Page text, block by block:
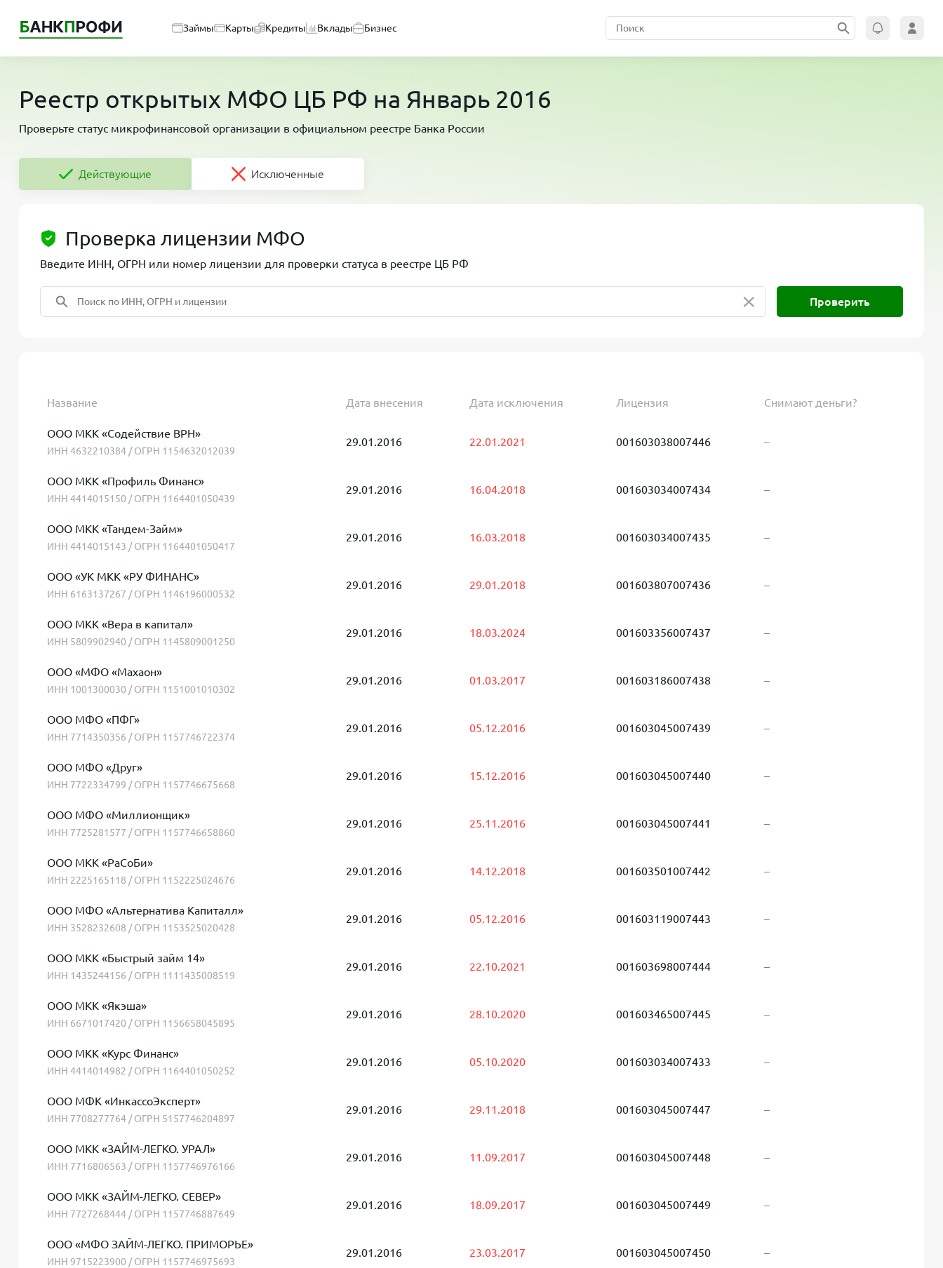
Займы Карты Кредиты Вклады Бизнес
Реестр открытых МФО ЦБ РФ на Январь 2016
Проверьте статус микрофинансовой организации в официальном реестре Банка России
Действующие Исключенные
Проверка лицензии МФО
Введите ИНН, ОГРН или номер лицензии для проверки статуса в реестре ЦБ РФ
Проверить
×
Название Дата внесения Дата исключения Лицензия Снимают деньги?
ООО МКК «Содействие ВРН»
ИНН 4632210384 / ОГРН 1154632012039
29.01.2016 22.01.2021 001603038007446 –
ООО МКК «Профиль Финанс»
ИНН 4414015150 / ОГРН 1164401050439
29.01.2016 16.04.2018 001603034007434 –
ООО МКК «Тандем-Займ»
ИНН 4414015143 / ОГРН 1164401050417
29.01.2016 16.03.2018 001603034007435 –
ООО «УК МКК «РУ ФИНАНС»
ИНН 6163137267 / ОГРН 1146196000532
29.01.2016 29.01.2018 001603807007436 –
ООО МКК «Вера в капитал»
ИНН 5809902940 / ОГРН 1145809001250
29.01.2016 18.03.2024 001603356007437 –
ООО «МФО «Махаон»
ИНН 1001300030 / ОГРН 1151001010302
29.01.2016 01.03.2017 001603186007438 –
ООО МФО «ПФГ»
ИНН 7714350356 / ОГРН 1157746722374
29.01.2016 05.12.2016 001603045007439 –
ООО МФО «Друг»
ИНН 7722334799 / ОГРН 1157746675668
29.01.2016 15.12.2016 001603045007440 –
ООО МФО «Миллионщик»
ИНН 7725281577 / ОГРН 1157746658860
29.01.2016 25.11.2016 001603045007441 –
ООО МКК «РаСоБи»
ИНН 2225165118 / ОГРН 1152225024676
29.01.2016 14.12.2018 001603501007442 –
ООО МФО «Альтернатива Капиталл»
ИНН 3528232608 / ОГРН 1153525020428
29.01.2016 05.12.2016 001603119007443 –
ООО МКК «Быстрый займ 14»
ИНН 1435244156 / ОГРН 1111435008519
29.01.2016 22.10.2021 001603698007444 –
ООО МКК «Якэша»
ИНН 6671017420 / ОГРН 1156658045895
29.01.2016 28.10.2020 001603465007445 –
ООО МКК «Курс Финанс»
ИНН 4414014982 / ОГРН 1164401050252
29.01.2016 05.10.2020 001603034007433 –
ООО МФК «ИнкассоЭксперт»
ИНН 7708277764 / ОГРН 5157746204897
29.01.2016 29.11.2018 001603045007447 –
ООО МКК «ЗАЙМ-ЛЕГКО. УРАЛ»
ИНН 7716806563 / ОГРН 1157746976166
29.01.2016 11.09.2017 001603045007448 –
ООО МКК «ЗАЙМ-ЛЕГКО. СЕВЕР»
ИНН 7727268444 / ОГРН 1157746887649
29.01.2016 18.09.2017 001603045007449 –
ООО «МФО ЗАЙМ-ЛЕГКО. ПРИМОРЬЕ»
ИНН 9715223900 / ОГРН 1157746975693
29.01.2016 23.03.2017 001603045007450 –